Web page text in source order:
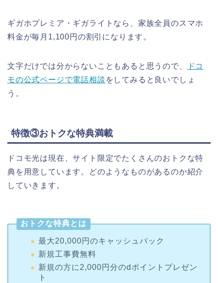
ギガホプレミア・ギガライトなら、家族全員のスマホ
料金が毎月1,100円の割引になります。
文字だけでは分からないこともあると思うので、
ドコ
モの公式ページで電話相談 をしてみると良いでしょ
う。
特徴③おトクな特典満載
ドコモ光は現在、サイト限定でたくさんのおトクな特
典を用意しています。どのようなものがあるのか紹介
していきます。
おトクな特典とは
最大20,000円のキャッシュバック
新規工事費無料
新規の方に2,000円分のdポイントプレゼン
ト